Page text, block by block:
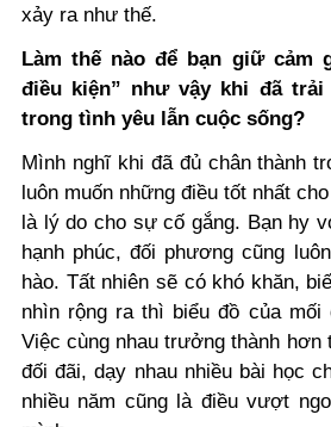
xảy ra như thế.
Làm thế nào để bạn giữ cảm
điều kiện” như vậy khi đã trải
trong tình yêu lẫn cuộc sống?
Mình nghĩ khi đã đủ chân thành
luôn muốn những điều tốt nhất
là lý do cho sự cố gắng. Bạn hy
hạnh phúc, đối phương cũng
hào. Tất nhiên sẽ có khó khăn,
nhìn rộng ra thì biểu đồ của mối
Việc cùng nhau trưởng thành hơn
đối đãi, dạy nhau nhiều bài học
nhiều năm cũng là điều vượt